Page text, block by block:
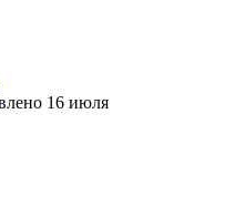
16 июля